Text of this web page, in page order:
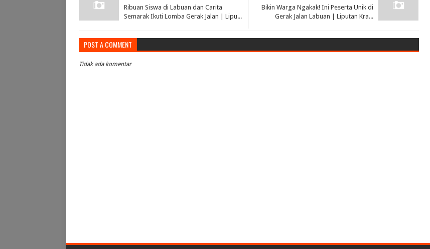
Bikin Warga Ngakak! Ini Peserta Unik di
Gerak Jalan Labuan | Liputan Kra...
Ribuan Siswa di Labuan dan Carita
Semarak Ikuti Lomba Gerak Jalan | Lipu...
POST A COMMENT
Tidak ada komentar